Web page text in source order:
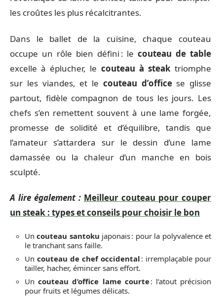
les croûtes les plus récalcitrantes.
Dans le ballet de la cuisine, chaque couteau
occupe un rôle bien défini : lecouteau de table
excelle à éplucher, le couteau à steak triomphe
sur les viandes, et le couteau d’officese glisse
partout, fidèle compagnon de tous les jours. Les
chefs s’en remettent souvent à une lame forgée,
promesse de solidité et d’équilibre, tandis que
l’amateur s’attardera sur le dessin d’une lame
damassée ou la chaleur d’un manche en bois
sculpté.
A lire également : Meilleur couteau pour couper
un steak : types et conseils pour choisir le bon
Uncouteau santoku japonais : pour la polyvalence et
le tranchant sans faille.
Un couteau de chef occidental : irremplaçable pour
tailler, hacher, émincer sans effort.
Uncouteau d’office lame courte: l’atout précision
pour fruits et légumes délicats.